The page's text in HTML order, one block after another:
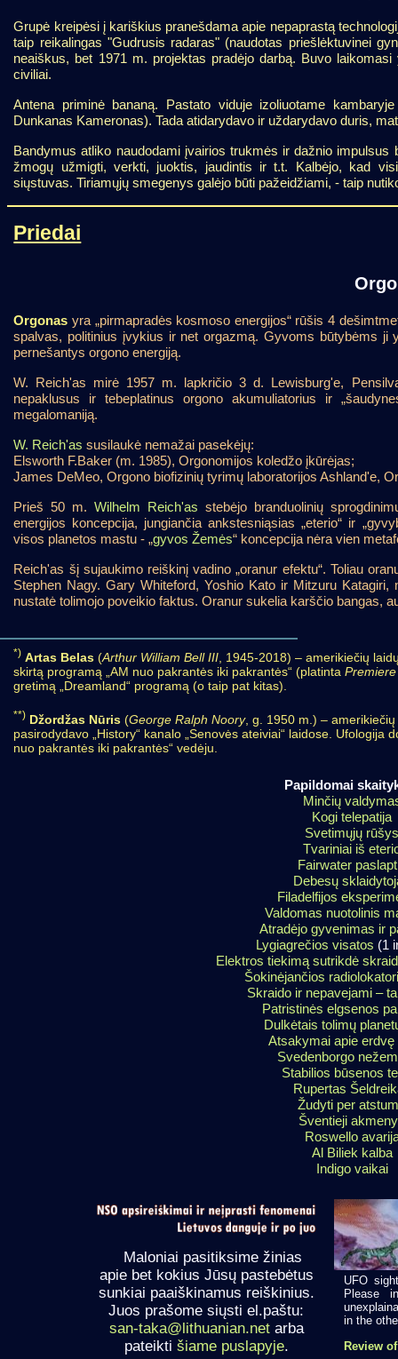
Grupė kreipėsi į kariškius pranešdama apie nepaprastą
taip reikalingas "Gudrusis radaras" (naudotas priešlėktuvinei
neaiškus, bet 1971 m. projektas pradėjo darbą. Buvo
civiliai.
Antena priminė bananą. Pastato viduje izoliuotame
Dunkanas Kameronas). Tada atidarydavo ir uždarydavo duris,
Bandymus atliko naudodami įvairios trukmės ir dažnio
žmogų užmigti, verkti, juoktis, jaudintis ir t.t. Kalbėjo, kad
siųstuvas. Tiriamųjų smegenys galėjo būti pažeidžiami, - taip
Priedai
Orgonas yra „pirmapradės kosmoso energijos“ rūšis 4
spalvas, politinius įvykius ir net orgazmą. Gyvoms būtybėms ji
pernešantys orgono energiją.
W. Reich'as mirė 1957 m. lapkričio 3 d. Lewisburg'e,
nepaklusus ir tebeplatinus orgono akumuliatorius ir
megalomaniją.
W. Reich'as susilaukė nemažai pasekėjų:
Elsworth F.Baker (m. 1985), Orgonomijos koledžo įkūrėjas;
James DeMeo, Orgono biofizinių tyrimų laboratorijos Ashland'e,
Prieš 50 m.Wilhelm Reich'as stebėjo branduolinių
energijos koncepcija, jungiančia ankstesniąsias „eterio“ ir
visos planetos mastu - „gyvos Žemės“ koncepcija nėra vien
Reich'as šį sujaukimo reiškinį vadino „oranur efektu“. Toliau
Stephen Nagy. Gary Whiteford, Yoshio Kato ir Mitzuru
nustatė tolimojo poveikio faktus. Oranur sukelia karščio bangas,
*) Artas Belas (Arthur William Bell III , 1945-2018) – amerikiečių
skirtą programą „AM nuo pakrantės iki pakrantės“ (platinta
gretimą „Dreamland“ programą (o taip pat kitas).
**) Džordžas Nūris (George Ralph Noory, g. 1950 m.) –
pasirodydavo „History“ kanalo „Senovės ateiviai“ laidose.
nuo pakrantės iki pakrantės“ vedėju.
Papildomai
Minčių
Kogi telepatija
Svetimųjų rūšys
Tvariniai iš
Fairwater
Debesų
Filadelfijos
Valdomas nuotolinis
Atradėjo gyvenimas ir
Lygiagrečios visatos (1
Elektros tiekimą sutrikdė
Šokinėjančios
Skraido ir nepavejami –
Patristinės elgsenos
Dulkėtais tolimų
Atsakymai apie erdvę
Svedenborgo
Stabilios būsenos
Rupertas
Žudyti per
Šventieji
Roswello
Al Biliek kalba
Indigo vaikai
Maloniai pasitiksime žinias
apie bet kokius Jūsų pastebėtus
sunkiai paaiškinamus reiškinius.
Juos prašome siųsti el.paštu:
san-taka@lithuanian.netarba
pateikti šiame puslapyje.
UFO
Please
in the
Review